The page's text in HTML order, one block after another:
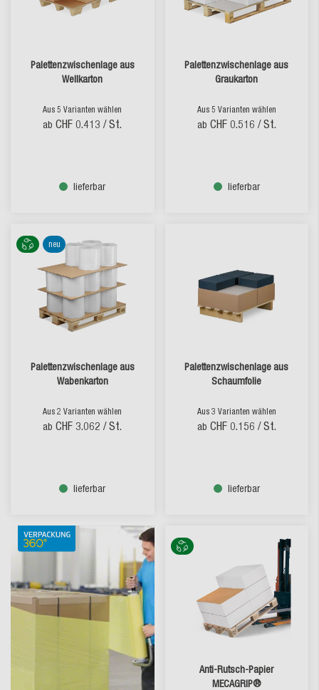
Palettenzwischenlage aus
Wellkarton
Aus 5 Varianten wählen
ab CHF 0.413 / St.
lieferbar
Palettenzwischenlage aus
Graukarton
Aus 5 Varianten wählen
ab CHF 0.516 / St.
lieferbar
neu
Palettenzwischenlage aus
Wabenkarton
Aus 2 Varianten wählen
ab CHF 3.062 / St.
lieferbar
Palettenzwischenlage aus
Schaumfolie
Aus 3 Varianten wählen
ab CHF 0.156 / St.
lieferbar
Anti-Rutsch-Papier
MECAGRIP®